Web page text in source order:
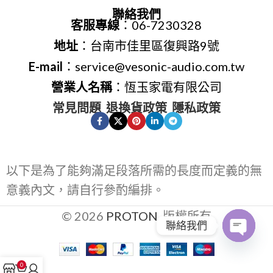
聯絡我們
客服專線：06-7230328
地址：台南市佳里區復興路9號
E-mail ：service@vesonic-audio.com.tw
營業人名稱：恆玉家電有限公司
常見問題 退換貨政策 隱私政策
以下是為了能夠滿足段落所需的長度而定義的無
意義內文，請自行參酌編排。
© 2026 PROTON . 版權所有
0
聯絡我們